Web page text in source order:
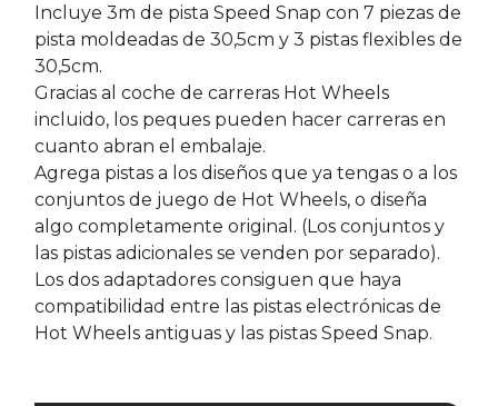
Incluye 3m de pista Speed Snap con 7 piezas de
pista moldeadas de 30,5cm y 3 pistas flexibles de
30,5cm.
Gracias al coche de carreras Hot Wheels
incluido, los peques pueden hacer carreras en
cuanto abran el embalaje.
Agrega pistas a los diseños que ya tengas o a los
conjuntos de juego de Hot Wheels, o diseña
algo completamente original. (Los conjuntos y
las pistas adicionales se venden por separado).
Los dos adaptadores consiguen que haya
compatibilidad entre las pistas electrónicas de
Hot Wheels antiguas y las pistas Speed Snap.